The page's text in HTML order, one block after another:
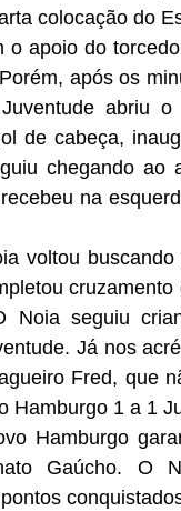
colocação do
após os
abriu
de cabeça,
chegando ao
na
Noia seguiu
Já nos
Fred, que
Hamburgo 1 a 1
Gaúcho. O